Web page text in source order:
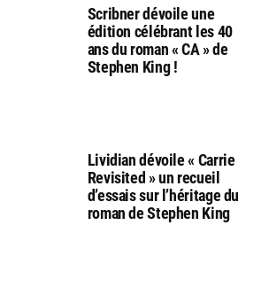
Scribner dévoile une
édition célébrant les 40
ans du roman « CA » de
Stephen King !
Lividian dévoile « Carrie
Revisited » un recueil
d’essais sur l’héritage du
roman de Stephen King